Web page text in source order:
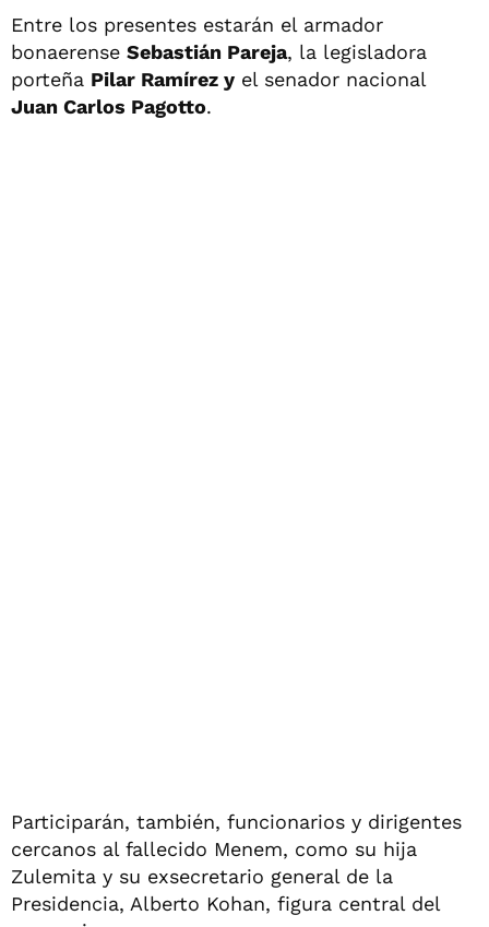
Entre los presentes estarán el armador
bonaerense Sebastián Pareja, la legisladora
porteña Pilar Ramírez y el senador nacional
Juan Carlos Pagotto.
Participarán, también, funcionarios y dirigentes
cercanos al fallecido Menem, como su hija
Zulemita y su exsecretario general de la
Presidencia, Alberto Kohan, figura central del